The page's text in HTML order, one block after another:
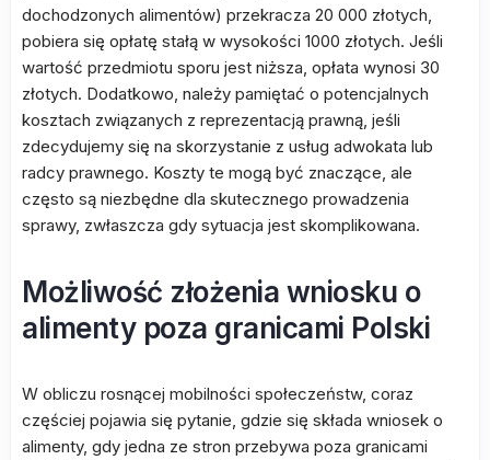
dochodzonych alimentów) przekracza 20 000 złotych,
pobiera się opłatę stałą w wysokości 1000 złotych. Jeśli
wartość przedmiotu sporu jest niższa, opłata wynosi 30
złotych. Dodatkowo, należy pamiętać o potencjalnych
kosztach związanych z reprezentacją prawną, jeśli
zdecydujemy się na skorzystanie z usług adwokata lub
radcy prawnego. Koszty te mogą być znaczące, ale
często są niezbędne dla skutecznego prowadzenia
sprawy, zwłaszcza gdy sytuacja jest skomplikowana.
Możliwość złożenia wniosku o
alimenty poza granicami Polski
W obliczu rosnącej mobilności społeczeństw, coraz
częściej pojawia się pytanie, gdzie się składa wniosek o
alimenty, gdy jedna ze stron przebywa poza granicami